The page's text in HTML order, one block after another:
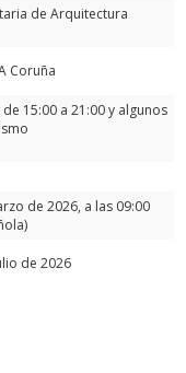
de Arquitectura
Coruña
de 15:00 a 21:00 y algunos
de 2026, a las 09:00
de 2026